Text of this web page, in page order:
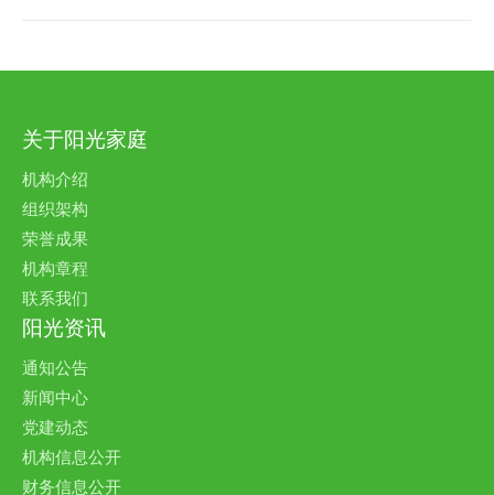
关于阳光家庭
机构介绍
组织架构
荣誉成果
机构章程
联系我们
阳光资讯
通知公告
新闻中心
党建动态
机构信息公开
财务信息公开